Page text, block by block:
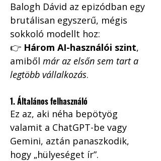
Balogh Dávid az epizódban egy
brutálisan egyszerű, mégis
sokkoló modellt hoz:
👉 Három AI-használói szint,
amiből már az elsőn sem tart a
legtöbb vállalkozás.
1. Általános felhasználó
Ez az, aki néha bepötyög
valamit a ChatGPT-be vagy
Gemini, aztán panaszkodik,
hogy „hülyeséget ír”.